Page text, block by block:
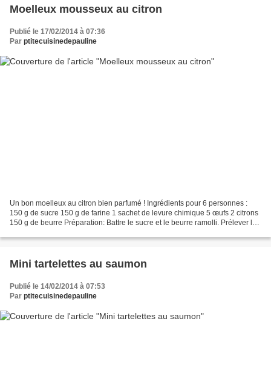
Moelleux mousseux au citron
Publié le 17/02/2014 à 07:36
Par ptitecuisinedepauline
Un bon moelleux au citron bien parfumé ! Ingrédients pour 6 personnes :
150 g de sucre 150 g de farine 1 sachet de levure chimique 5 œufs 2 citrons
150 g de beurre Préparation: Battre le sucre et le beurre ramolli. Prélever le
Mini tartelettes au saumon
Publié le 14/02/2014 à 07:53
Par ptitecuisinedepauline